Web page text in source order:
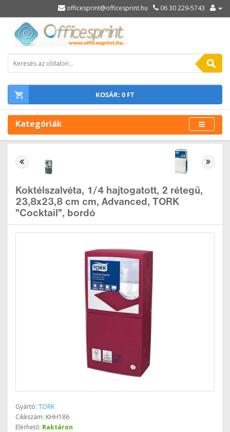
officesprint@officesprint.hu 06 30 229-5743
KOSÁR: 0 FT
Kategóriák
Koktélszalvéta, 1/4 hajtogatott, 2 rétegű,
23,8x23,8 cm cm, Advanced, TORK
"Cocktail", bordó
Gyártó: TORK
Cikkszám: KHH186
Elérhető: Raktáron